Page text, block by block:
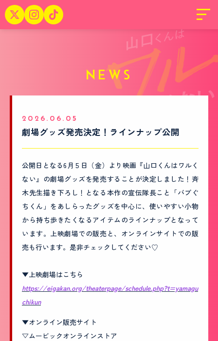
NEWS
2026.06.05
劇場グッズ発売決定！ラインナップ公開
公開日となる6月５日（金）より映画『山口くんはワルく
ない』の劇場グッズを発売することが決定しました！斉
木先生描き下ろし！となる本作の宣伝隊長こと「バブぐ
ちくん」をあしらったグッズを中心に、使いやすい小物
から持ち歩きたくなるアイテムのラインナップとなって
います。上映劇場での販売と、オンラインサイトでの販
売も行います。是非チェックしてください♡
▼上映劇場はこちら
https://eigakan.org/theaterpage/schedule.php?t=yamagu
chikun
▼オンライン販売サイト
▽ムービックオンラインストア